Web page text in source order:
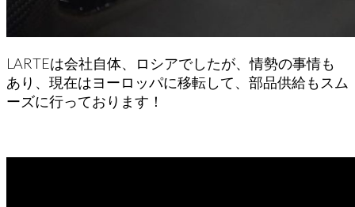
LARTEは会社自体、ロシアでしたが、情勢の事情も
あり、現在はヨーロッパに移転して、部品供給もスム
ーズに行っております！